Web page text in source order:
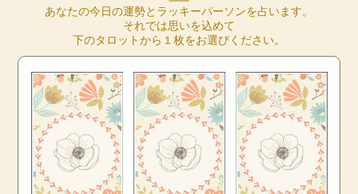
あなたの今日の運勢とラッキーパーソンを占います。
それでは思いを込めて
下のタロットから１枚をお選びください。